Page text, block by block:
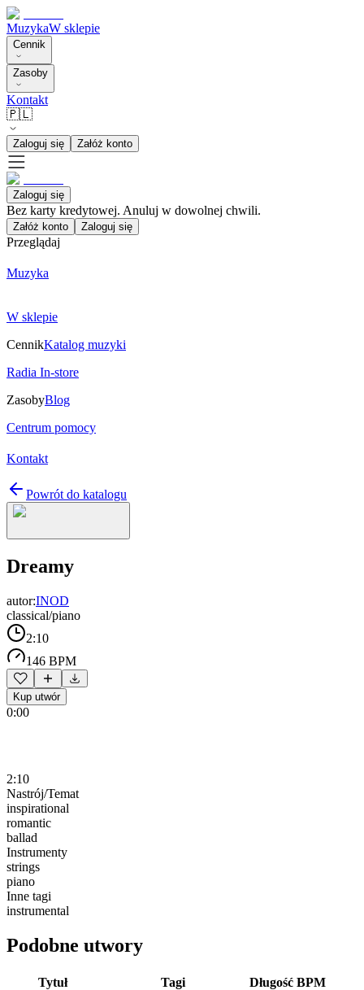
MuzykaW sklepie
Cennik
Zasoby
Kontakt
🇵🇱
Zaloguj się Załóż konto
Zaloguj się
Bez karty kredytowej. Anuluj w dowolnej chwili.
Załóż konto Zaloguj się
Przeglądaj
Muzyka
W sklepie
CennikKatalog muzyki
Radia In-store
ZasobyBlog
Centrum pomocy
Kontakt
Powrót do katalogu
Dreamy
autor:INOD
classical/piano
2:10
146 BPM
Kup utwór
0:00
2:10
Nastrój/Temat
inspirational
romantic
ballad
Instrumenty
strings
piano
Inne tagi
instrumental
Podobne utwory
Tytuł Tagi Długość BPM